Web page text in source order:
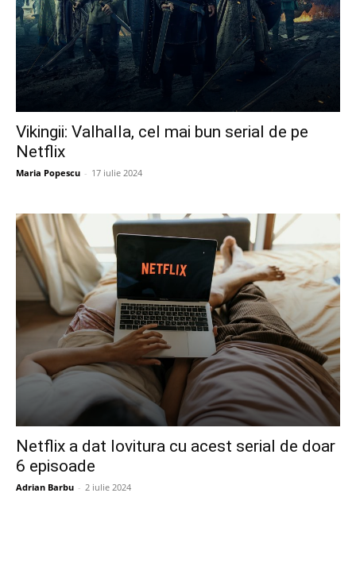
Vikingii: Valhalla, cel mai bun serial de pe
Netflix
Maria Popescu - 17 iulie 2024
Netflix a dat lovitura cu acest serial de doar
6 episoade
Adrian Barbu - 2 iulie 2024